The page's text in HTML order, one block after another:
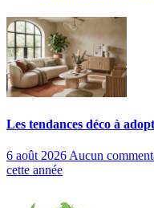
Les tendances déco à
6 août 2026 Aucun
cette année